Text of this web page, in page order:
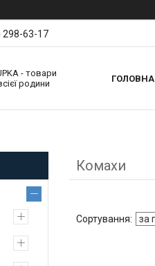
298-63-17
- товари
родини
ГОЛОВНА
Комахи